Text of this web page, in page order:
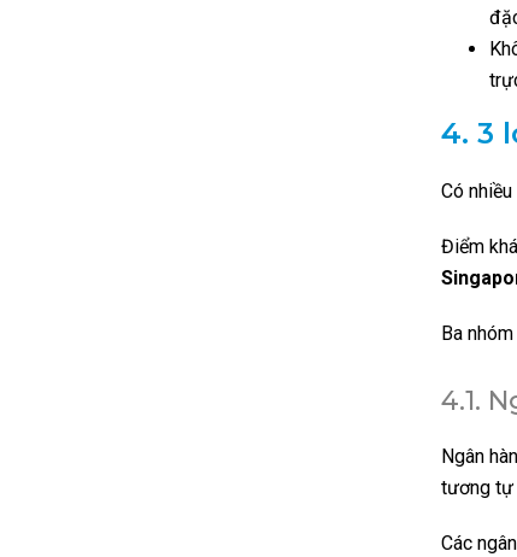
4. 3
Có
Điểm
Ba
4.1.
Ngân
tương tự
Các